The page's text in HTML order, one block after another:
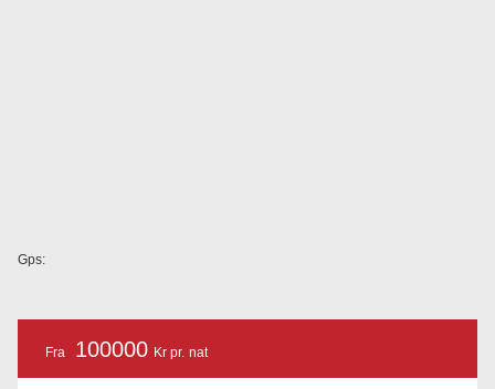
Gps:
Fra 100000 Kr pr. nat